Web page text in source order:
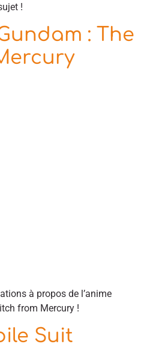
!
: The
à propos de l’anime
from Mercury !
Suit